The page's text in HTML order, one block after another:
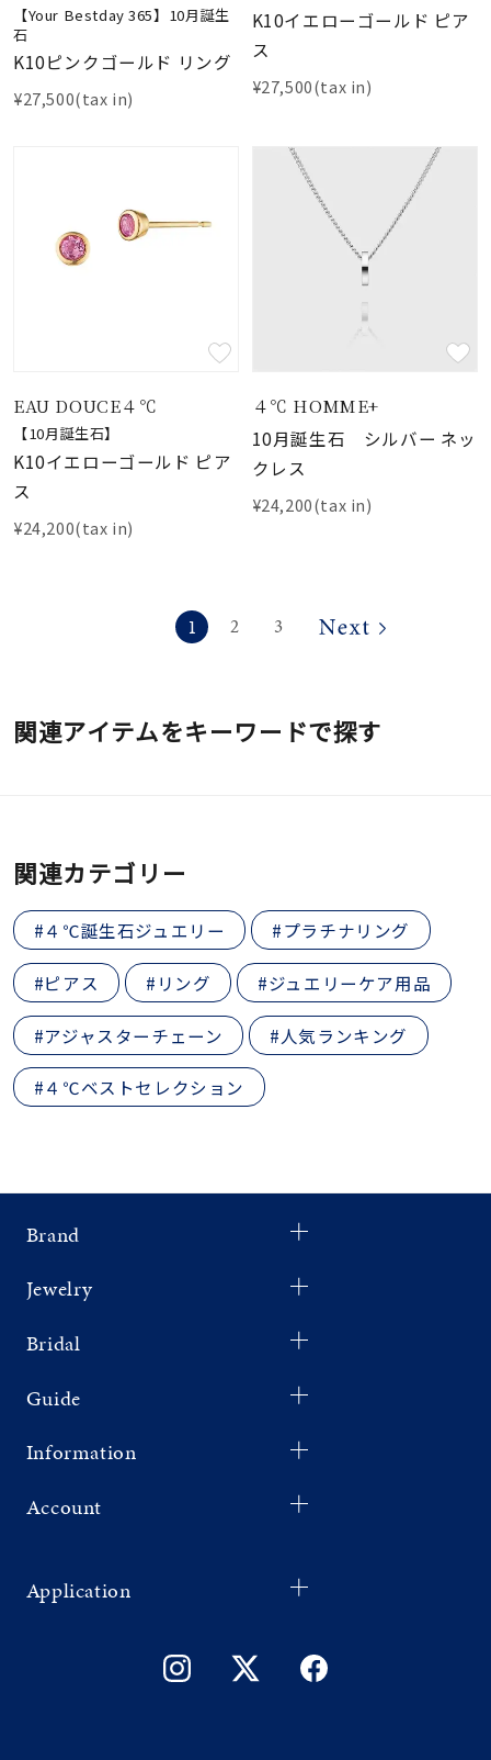
【Your Bestday 365】10月誕生
石
K10ピンクゴールド リング
¥27,500(tax in)
K10イエローゴールド ピア
ス
¥27,500(tax in)
EAU DOUCE４℃
【10月誕生石】
K10イエローゴールド ピア
ス
¥24,200(tax in)
４℃ HOMME+
10月誕生石 シルバー ネッ
クレス
¥24,200(tax in)
1 2 3
関連アイテムをキーワードで探す
関連カテゴリー
#４℃誕生石ジュエリー #プラチナリング
#ピアス #リング #ジュエリーケア用品
#アジャスターチェーン #人気ランキング
#４℃ベストセレクション
Brand
Jewelry
Bridal
Guide
Information
Account
Application